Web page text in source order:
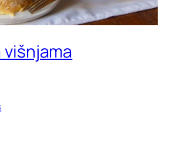
višnjama